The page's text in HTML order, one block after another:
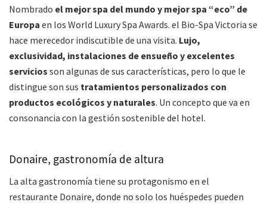
Nombrado el mejor spa del mundo y mejor spa “eco” de
Europa en los World Luxury Spa Awards. el Bio-Spa Victoria se
hace merecedor indiscutible de una visita. Lujo,
exclusividad, instalaciones de ensueño y excelentes
servicios son algunas de sus características, pero lo que le
distingue son sus tratamientos personalizados con
productos ecológicos y naturales. Un concepto que va en
consonancia con la gestión sostenible del hotel.
Donaire, gastronomía de altura
La alta gastronomía tiene su protagonismo en el
restaurante Donaire, donde no solo los huéspedes pueden